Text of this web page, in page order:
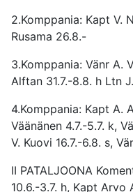
2.Komppania: Kapt V.
Rusama 26.8.-
3.Komppania: Vänr A.
Alftan 31.7.-8.8. h Ltn
4.Komppania: Kapt A.
Väänänen 4.7.-5.7. k,
V. Kuovi 16.7.-6.8. s,
II PATALJOONA
10.6.-3.7. h, Kapt Arvo